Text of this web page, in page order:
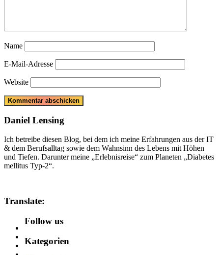
Name
E-Mail-Adresse
Website
Daniel Lensing
Ich betreibe diesen Blog, bei dem ich meine Erfahrungen aus der IT
& dem Berufsalltag sowie dem Wahnsinn des Lebens mit Höhen
und Tiefen. Darunter meine „Erlebnisreise“ zum Planeten „Diabetes
mellitus Typ-2“.
Translate:
Follow us
Kategorien